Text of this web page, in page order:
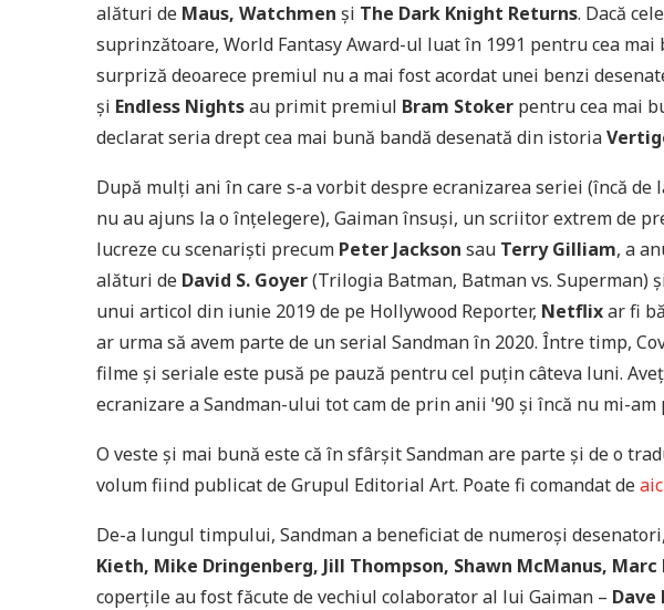
alături de Maus, Watchmen și The Dark Knight Returns. Dacă
suprinzătoare, World Fantasy Award-ul luat în 1991 pentru cea
surpriză deoarece premiul nu a mai fost acordat unei benzi
și Endless Nightsau primit premiul Bram Stoker pentru cea mai
declarat seria drept cea mai bună bandă desenată din istoria
După mulți ani în care s-a vorbit despre ecranizarea seriei (încă
nu au ajuns la o înțelegere), Gaiman însuși, un scriitor extrem de
lucreze cu scenariști precum Peter Jackson sau Terry Gilliam, a
alături de David S. Goyer(Trilogia Batman, Batman vs. Superman)
unui articol din iunie 2019 de pe Hollywood Reporter, Netflixar fi
ar urma să avem parte de un serial Sandman în 2020. Între timp,
filme și seriale este pusă pe pauză pentru cel puțin câteva luni.
ecranizare a Sandman-ului tot cam de prin anii ˈ90 și încă nu mi-
O veste și mai bună este că în sfârșit Sandman are parte și de o
volum fiind publicat de Grupul Editorial Art. Poate fi comandat de
De-a lungul timpului, Sandman a beneficiat de numeroși
Kieth, Mike Dringenberg, Jill Thompson, Shawn McManus,
coperțile au fost făcute de vechiul colaborator al lui Gaiman – Dave